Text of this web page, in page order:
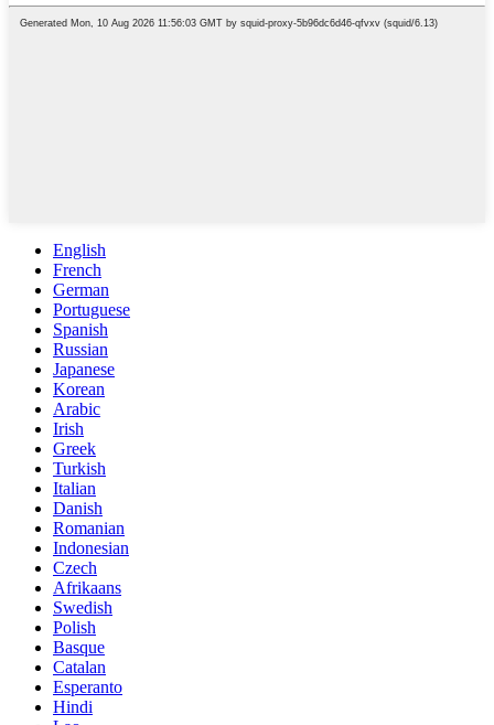
English
French
German
Portuguese
Spanish
Russian
Japanese
Korean
Arabic
Irish
Greek
Turkish
Italian
Danish
Romanian
Indonesian
Czech
Afrikaans
Swedish
Polish
Basque
Catalan
Esperanto
Hindi